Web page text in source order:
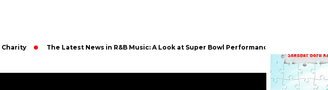
The Latest News in R&B Music: A Look at Super Bowl Performances, New Albums, Rising